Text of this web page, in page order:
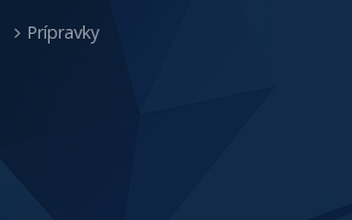
Prípravky